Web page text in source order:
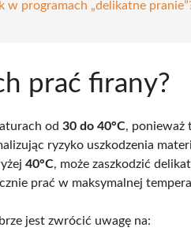
w programach „delikatne
prać firany?
od 30 do 40°C, ponieważ
ryzyko uszkodzenia
40°C, może zaszkodzić
prać w maksymalnej
jest zwrócić uwagę na: